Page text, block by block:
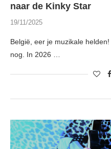
naar de Kinky Star
19/11/2025
België, eer je muzikale
nog. In 2026 …